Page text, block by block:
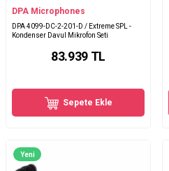
DPA Microphones
DPA 4099-DC-2-201-D / Extreme SPL -
Kondenser Davul Mikrofon Seti
83.939TL
Sepete Ekle
Yeni